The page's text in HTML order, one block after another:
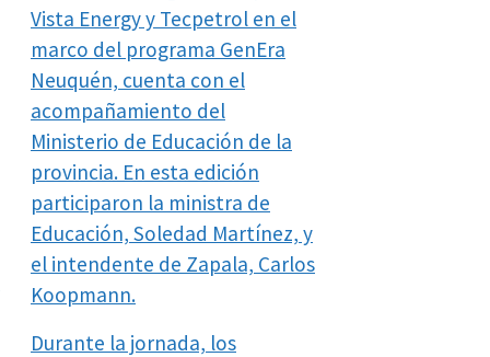
Vista Energy y Tecpetrol en el
marco del programa GenEra
Neuquén, cuenta con el
acompañamiento del
Ministerio de Educación de la
provincia. En esta edición
participaron la ministra de
Educación, Soledad Martínez, y
el intendente de Zapala, Carlos
Koopmann.
Durante la jornada, los